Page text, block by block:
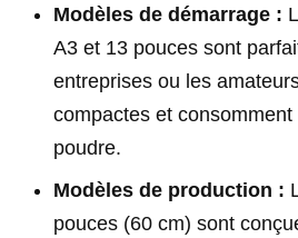
Modèles de démarrage :
A3 et 13 pouces sont
entreprises ou les
compactes et
poudre.
Modèles de production :
pouces (60 cm) sont